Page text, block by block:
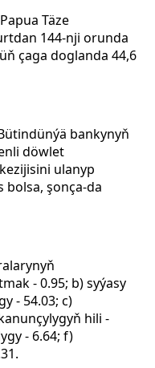
Täze
144-nji orunda
çaga doglanda 44,6
bankynyň
döwlet
ulanyp
bolsa, şonça-da
- 0.95; b) syýasy
- 54.03; c)
hili -
- 6.64; f)